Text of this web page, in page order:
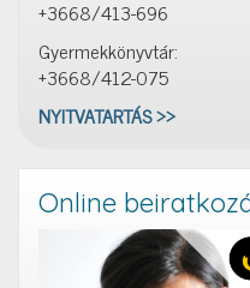
+3668/413-696
Gyermekkönyvtár:
+3668/412-075
NYITVATARTÁS >>
Online